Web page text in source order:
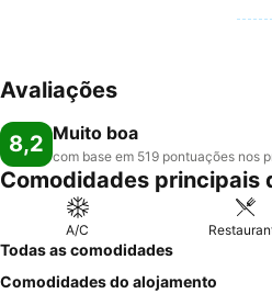
Avaliações
8,2 Muito boa
com base em 519 pontuações nos
Comodidades principais
A/C
Todas as comodidades
Comodidades do alojamento